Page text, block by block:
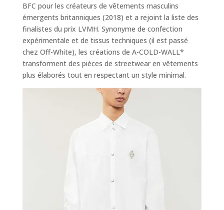
BFC pour les créateurs de vêtements masculins
émergents britanniques (2018) et a rejoint la liste des
finalistes du prix LVMH. Synonyme de confection
expérimentale et de tissus techniques (il est passé
chez Off-White), les créations de A-COLD-WALL*
transforment des pièces de streetwear en vêtements
plus élaborés tout en respectant un style minimal.